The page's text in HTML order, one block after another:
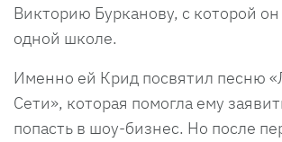
Викторию Бурканову, с которой он
одной школе.
Именно ей Крид посвятил песню
Сети», которая помогла ему
попасть в шоу-бизнес. Но после